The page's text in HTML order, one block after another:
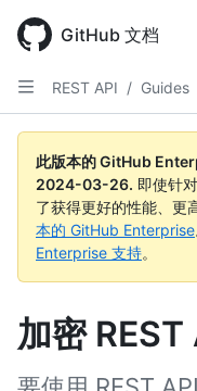
main
content
GitHub 文档
REST API / Guides
此版本的 GitHub
2024-03-26. 即使针
了获得更好的性能、更
本的 GitHub Enterprise
Enterprise 支持。
加密